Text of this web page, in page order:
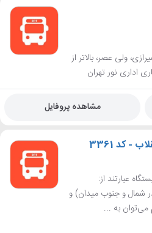
شیرازی، ولی عصر، بالاتر از
اداری نور تهران
مشاهده پروفایل
- کد 3361
عبارتند از:
شمال و جنوب میدان) و
می‌توان به ...